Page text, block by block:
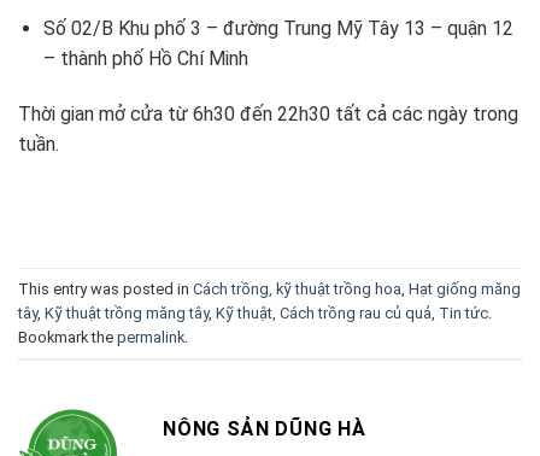
Số 02/B Khu phố 3 – đường Trung Mỹ Tây 13 – quận 12
– thành phố Hồ Chí Minh
Thời gian mở cửa từ 6h30 đến 22h30 tất cả các ngày trong
tuần.
This entry was posted in Cách trồng, kỹ thuật trồng hoa Hạt giống măng
tây, Kỹ thuật trồng măng tây, Kỹ thuật, Cách trồng rau củ quả Tin tức
Bookmark the permalink
NÔNG SẢN DŨNG HÀ